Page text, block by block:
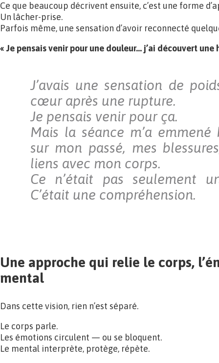
Ce que beaucoup décrivent ensuite, c’est une forme
Un lâcher-prise.
Parfois même, une sensation d’avoir reconnecté
« Je pensais venir pour une douleur… j’ai découvert une
J’avais une sensation de
cœur après une rupture.
Je pensais venir pour ça.
Mais la séance m’a
sur mon passé, mes
liens avec mon corps.
Ce n’était pas seulement
C’était une compréhension.
Une approche qui relie le corps,
mental
Dans cette vision, rien n’est séparé.
Le corps parle.
Les émotions circulent — ou se bloquent.
Le mental interprète, protège, répète.